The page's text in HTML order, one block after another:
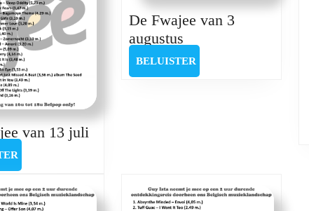
van 13 juli
De Fwajee van 3
augustusDe
Fwajee
van
BELUISTERBELUISTER